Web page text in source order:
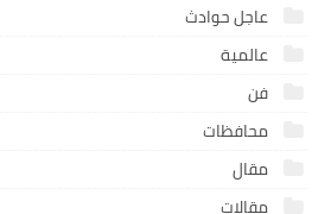
عاجل حوادث
عالمية
فن
محافظات
مقال
مقالات